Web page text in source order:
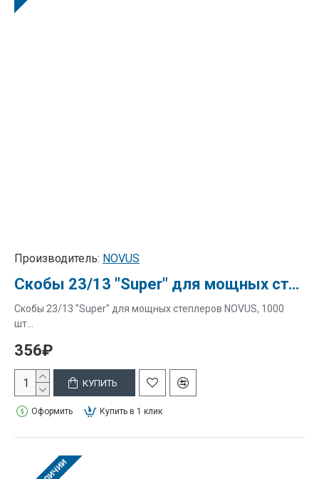
Производитель: NOVUS
Скобы 23/13 "Super" для мощных степлеров NOVUS, 1000 шт.
Скобы 23/13 "Super" для мощных степлеров NOVUS, 1000
шт...
356₽
КУПИТЬ
Оформить Купить в 1 клик